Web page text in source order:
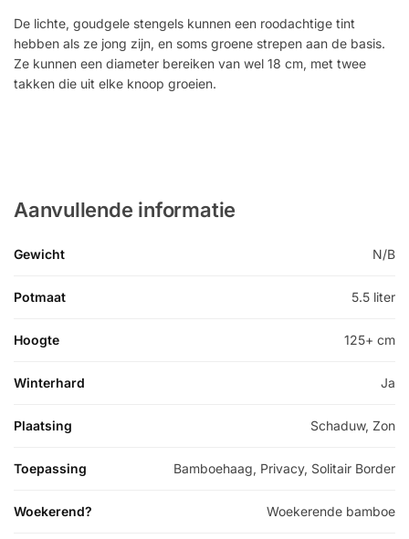
De lichte, goudgele stengels kunnen een roodachtige tint
hebben als ze jong zijn, en soms groene strepen aan de basis.
Ze kunnen een diameter bereiken van wel 18 cm, met twee
takken die uit elke knoop groeien.
Aanvullende informatie
Gewicht N/B
Potmaat 5.5 liter
Hoogte 125+ cm
Winterhard Ja
Plaatsing Schaduw, Zon
Toepassing Bamboehaag, Privacy, Solitair Border
Woekerend? Woekerende bamboe